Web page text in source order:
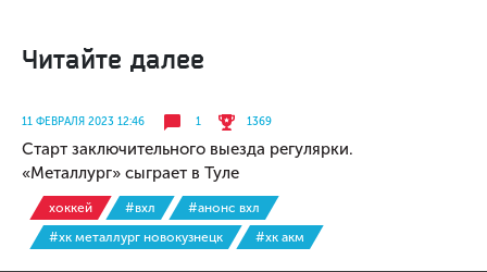
Читайте далее
11 ФЕВРАЛЯ 2023 12:46 1 1369
Старт заключительного выезда регулярки.
«Металлург» сыграет в Туле
хоккей #вхл
#анонс вхл
#хк металлург новокузнецк
#хк акм